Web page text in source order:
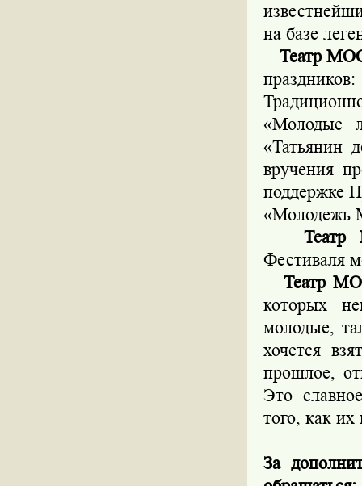
на базе
Театр
праздников:
«Молодые
«Татьянин
вручения
поддержке
«Молодежь
Театр
Фестиваля
Театр
которых
молодые,
хочется
прошлое,
Это
того, как их
За